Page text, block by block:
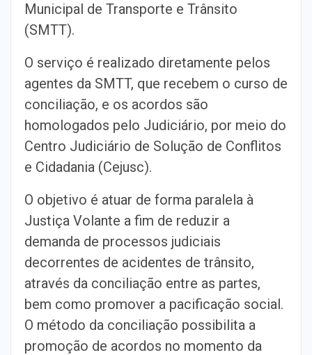
Municipal de Transporte e Trânsito
(SMTT).
O serviço é realizado diretamente pelos
agentes da SMTT, que recebem o curso de
conciliação, e os acordos são
homologados pelo Judiciário, por meio do
Centro Judiciário de Solução de Conflitos
e Cidadania (Cejusc).
O objetivo é atuar de forma paralela à
Justiça Volante a fim de reduzir a
demanda de processos judiciais
decorrentes de acidentes de trânsito,
através da conciliação entre as partes,
bem como promover a pacificação social.
O método da conciliação possibilita a
promoção de acordos no momento da